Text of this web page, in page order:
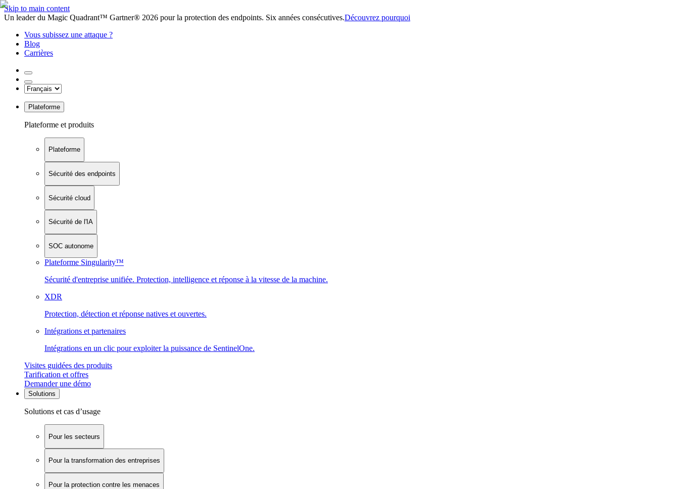
Skip to main content
Un leader du Magic Quadrant™ Gartner® 2026 pour la protection des endpoints. Six années consécutives.Découvrez pourquoi
Vous subissez une attaque ?
Blog
Carrières
Plateforme
Plateforme et produits
Plateforme
Sécurité des endpoints
Sécurité cloud
Sécurité de l'IA
SOC autonome
Plateforme Singularity™
Sécurité d'entreprise unifiée. Protection, intelligence et réponse à la vitesse de la machine.
XDR
Protection, détection et réponse natives et ouvertes.
Intégrations et partenaires
Intégrations en un clic pour exploiter la puissance de SentinelOne.
Visites guidées des produits
Tarification et offres
Demander une démo
Solutions
Solutions et cas d’usage
Pour les secteurs
Pour la transformation des entreprises
Pour la protection contre les menaces